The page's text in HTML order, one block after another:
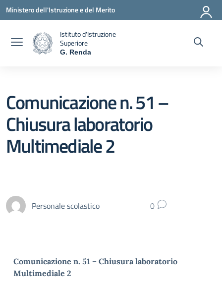
Vai ai contenuti
Vai al menu di navigazione
Vai al footer
Ministero dell'Istruzione e del Merito
Istituto d'Istruzione
Superiore
G. Renda
Comunicazione n. 51 –
Chiusura laboratorio
Multimediale 2
Personale scolastico 0
Comunicazione n. 51 – Chiusura laboratorio
Multimediale 2